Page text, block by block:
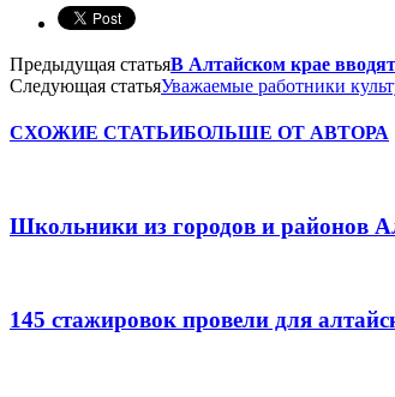
Предыдущая статьяВ Алтайском крае
Следующая статьяУважаемые работники
СХОЖИЕ СТАТЬИБОЛЬШЕ ОТ АВТОРА
Школьники из городов и районов
145 стажировок провели для